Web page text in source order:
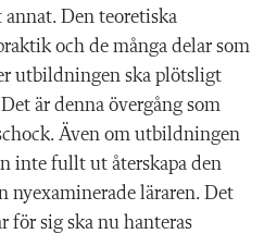
annat. Den teoretiska
och de många delar som
utbildningen ska plötsligt
är denna övergång som
Även om utbildningen
inte fullt ut återskapa den
nyexaminerade läraren. Det
för sig ska nu hanteras